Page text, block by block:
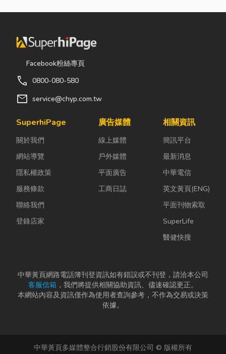
過它吸引視覺的是El
Facebook粉絲專頁
call 0800-080-580
mail service@chyp.com.tw
SuperhiPage
關於我們
網站導覽
隱私權政策
服務條款
聯絡我們
登錄店家
廣告媒體
線上媒體
戶外媒體
平面廣告
工商日誌
相關資訊
簡訊平台
最新消息
中華電信
英文黃頁(ENG)
平面刊物索取
SuperLife
醫健快搜
中華黃頁網路電話簿刊登資訊如有錯誤或不刊登，請洽本公司
客服信箱 ，我們將提供相關協助資訊、儘速確認更正。
本網站內容及資訊僅作為使用者查詢參考，不作為交易或決策
依據。
中華黃頁多媒體整合行銷股份有限公司 © 版權所有